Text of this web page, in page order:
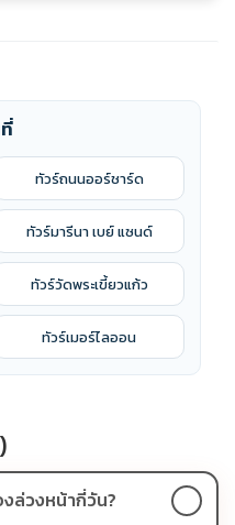
ทัวร์ถนนออร์ชาร์ด
ทัวร์มารีนา เบย์ แซนด์
ทัวร์วัดพระเขี้ยวแก้ว
ทัวร์เมอร์ไลออน
ล่วงหน้ากี่วัน?